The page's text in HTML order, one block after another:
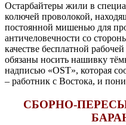
Остарбайтеры жили в
колючей проволокой,
постоянной мишенью для
античеловечности со
качестве бесплатной
обязаны носить нашивку
надписью «OST», которая
– работник с Востока, и
СБОРНО-